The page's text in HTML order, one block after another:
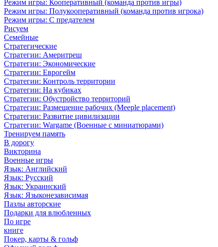
Режим игры: Кооперативный (команда против игры)
Режим игры: Полукооперативный (команда против игрока)
Режим игры: С предателем
Рисуем
Семейные
Стратегические
Стратегии: Америтреш
Стратегии: Экономические
Стратегии: Еврогейм
Стратегии: Контроль территории
Стратегии: На кубиках
Стратегии: Обустройство территорий
Стратегии: Размещение рабочих (Meeple placement)
Стратегии: Развитие цивилизации
Стратегии: Wargame (Военные с миниатюрами)
Тренируем память
В дорогу
Викторина
Военные игры
Язык: Английский
Язык: Русский
Язык: Украинский
Язык: Языконезависимая
Пазлы авторские
Подарки для влюбленных
По игре
книге
Покер, карты & гольф